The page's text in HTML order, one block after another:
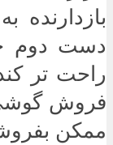
دست دوم
راحت تر
فروش گوشی
ممکن